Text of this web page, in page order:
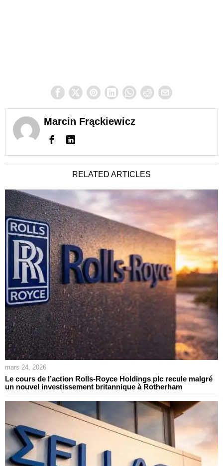
Marcin Frąckiewicz
RELATED ARTICLES
mars 24, 2026
Le cours de l’action Rolls-Royce Holdings plc recule malgré
un nouvel investissement britannique à Rotherham